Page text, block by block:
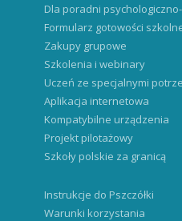
Dla poradni
Formularz gotowości
Zakupy grupowe
Szkolenia i webinary
Uczeń ze specjalnymi
Aplikacja internetowa
Kompatybilne urządzenia
Projekt pilotażowy
Szkoły polskie za granicą
Instrukcje do Pszczółki
Warunki korzystania